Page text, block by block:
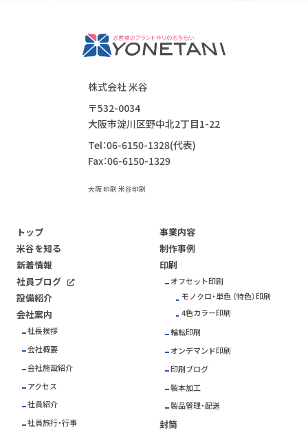
株式会社 米谷
〒532-0034
大阪市淀川区野中北2丁目1-22
Tel：06-6150-1328(代表)
Fax：06-6150-1329
大阪 印刷 米谷印刷
トップ
米谷を知る
新着情報
社員ブログ
設備紹介
会社案内
社長挨拶
会社概要
会社施設紹介
アクセス
社員紹介
社員旅行・行事
事業内容
制作事例
印刷
オフセット印刷
モノクロ・単色 （特色）印刷
4色カラー印刷
輪転印刷
オンデマンド印刷
印刷ブログ
製本加工
製品管理・配送
封筒